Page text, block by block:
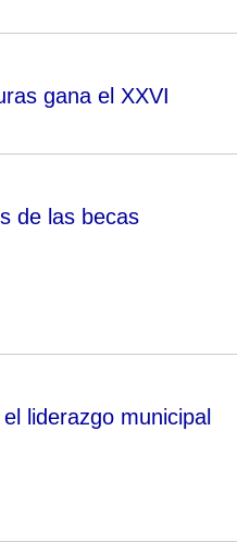
gana el XXVI
de las becas
liderazgo municipal